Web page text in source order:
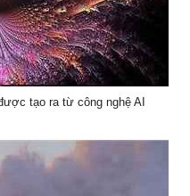
tạo ra từ công nghệ AI